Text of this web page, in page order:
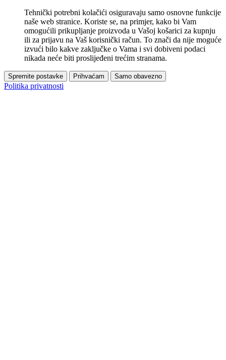
Tehnički potrebni kolačići osiguravaju samo osnovne funkcije
naše web stranice. Koriste se, na primjer, kako bi Vam
omogućili prikupljanje proizvoda u Vašoj košarici za kupnju
ili za prijavu na Vaš korisnički račun. To znači da nije moguće
izvući bilo kakve zaključke o Vama i svi dobiveni podaci
nikada neće biti proslijeđeni trećim stranama.
Spremite postavke Prihvaćam Samo obavezno
Politika privatnosti